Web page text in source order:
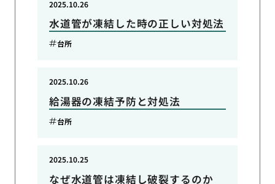
水道管が凍結した時の正しい対処法
2025.10.26
台所
給湯器の凍結予防と対処法
2025.10.26
台所
なぜ水道管は凍結し破裂するのか
2025.10.25